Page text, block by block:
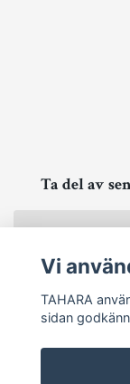
Ta del av
Vi
TAHARA
sidan